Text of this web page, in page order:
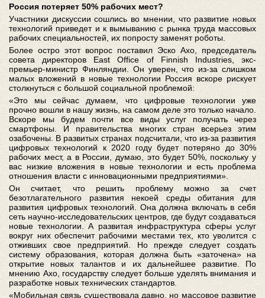
Россия потеряет 50% рабочих мест?
Участники дискуссии сошлись во мнении, что развитие новых
технологий приведет и к вымыванию с рынка труда массовых
рабочих специальностей, их попросту заменят роботы.
Более остро этот вопрос поставил Эско Ахо, председатель
совета директоров East Office of Finnish Industries, экс-
премьер-министр Финляндии. Он уверен, что из-за слишком
малых вложений в новые технологии Россия вскоре рискует
столкнуться с большой социальной проблемой:
«Это мы сейчас думаем, что цифровые технологии уже
прочно вошли в нашу жизнь, на самом деле это только начало.
Вскоре мы будем почти все виды услуг получать через
смартфоны. И правительства многих стран всерьез этим
озабочены. В развитых странах подсчитали, что из-за развития
цифровых технологий к 2020 году будет потеряно до 30%
рабочих мест, а в России, думаю, это будет 50%, поскольку у
вас низкие вложения в новые технологии и есть проблема
отношения власти с инновационными предприятиями».
Он считает, что решить проблему можно за счет
безотлагательного развития некоей среды обитания для
развития цифровых технологий. Она должна включать в себя
сеть научно-исследовательских центров, где будут создаваться
новые технологии. А развитая инфраструктура сферы услуг
вокруг них обеспечит рабочими местами тех, кто уволится с
отживших свое предприятий. Но прежде следует создать
систему образования, которая должна быть «заточена» на
открытие новых талантов и их дальнейшее развитие. По
мнению Ахо, государству следует больше уделять внимания и
разработке новых технических стандартов.
«Мобильная связь существовала давно, но массовое развитие